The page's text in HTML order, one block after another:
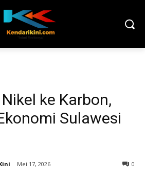
ke Karbon,
Sulawesi
Mei 17, 2026 0